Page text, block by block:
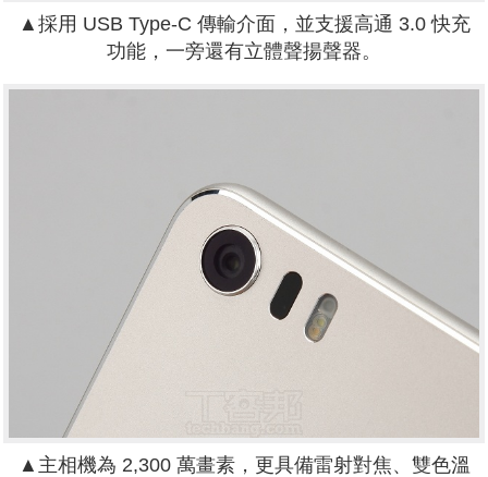
▲採用 USB Type-C 傳輸介面，並支援高通 3.0 快充
功能，一旁還有立體聲揚聲器。
▲主相機為 2,300 萬畫素，更具備雷射對焦、雙色溫